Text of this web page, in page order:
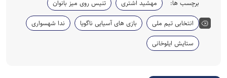
برچسب ها: مهشید اشتری
تنیس روی میز بانوان
انتخابی تیم ملی
بازی های آسیایی ناگویا
ندا شهسواری
ستایش ایلوخانی